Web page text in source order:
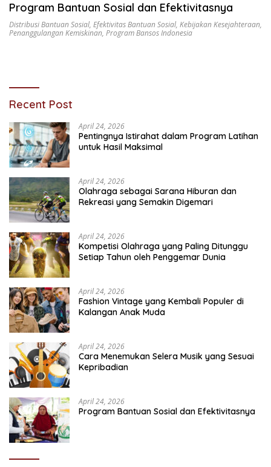
Program Bantuan Sosial dan Efektivitasnya
Distribusi Bantuan Sosial, Efektivitas Bantuan Sosial, Kebijakan Kesejahteraan,
Penanggulangan Kemiskinan, Program Bansos Indonesia
Recent Post
April 24, 2026
Pentingnya Istirahat dalam Program Latihan
untuk Hasil Maksimal
April 24, 2026
Olahraga sebagai Sarana Hiburan dan
Rekreasi yang Semakin Digemari
April 24, 2026
Kompetisi Olahraga yang Paling Ditunggu
Setiap Tahun oleh Penggemar Dunia
April 24, 2026
Fashion Vintage yang Kembali Populer di
Kalangan Anak Muda
April 24, 2026
Cara Menemukan Selera Musik yang Sesuai
Kepribadian
April 24, 2026
Program Bantuan Sosial dan Efektivitasnya